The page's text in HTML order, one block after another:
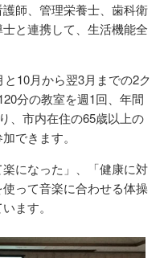
師、管理栄養士、歯科衛
と連携して、生活機能全
10月から翌3月までの2ク
分の教室を週1回、年間
、市内在住の65歳以上の
できます。
になった」、「健康に対
って音楽に合わせる体操
ます。